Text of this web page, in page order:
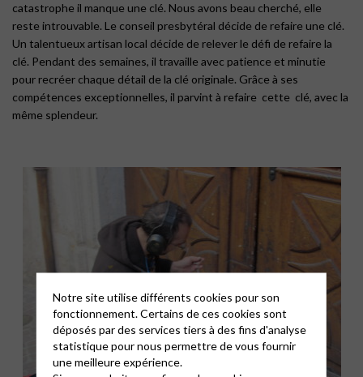
catastrophe il manque une clé. Nous avons beau cherché, elle
reste introuvable. Le conseil presbytéral décide de refaire une clé.
Un talentueux artisan local décide de relever le défi de refaire la
clé. Pendant des semaines, il travaille avec patience et minutie
pour recréer chaque détail de la clé originale. Grâce à ses
compétences exceptionnelles, il parvint à refaire cette clé, avec la
même splendeur.
Notre site utilise différents cookies pour son
fonctionnement. Certains de ces cookies sont
déposés par des services tiers à des fins d'analyse
statistique pour nous permettre de vous fournir
une meilleure expérience.